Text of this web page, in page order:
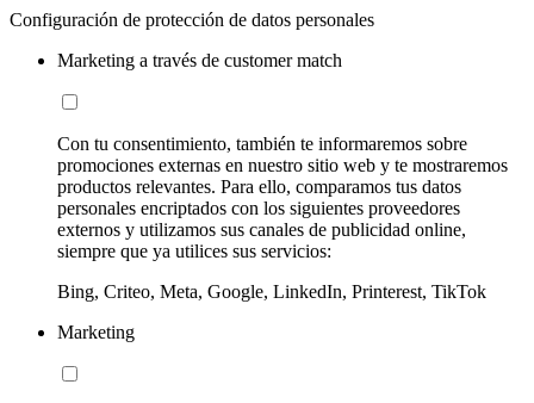
Configuración de protección de datos personales
Marketing a través de customer match
Con tu consentimiento, también te informaremos sobre
promociones externas en nuestro sitio web y te mostraremos
productos relevantes. Para ello, comparamos tus datos
personales encriptados con los siguientes proveedores
externos y utilizamos sus canales de publicidad online,
siempre que ya utilices sus servicios:
Bing, Criteo, Meta, Google, LinkedIn, Printerest, TikTok
Marketing